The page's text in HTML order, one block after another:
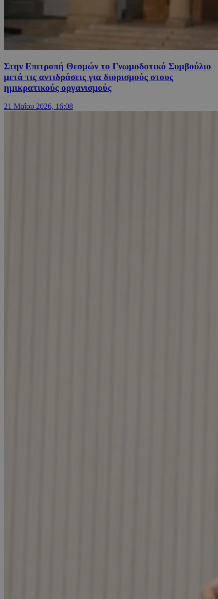
Στην Επιτροπή Θεσμών το Γνωμοδοτικό Συμβούλιο
μετά τις αντιδράσεις για διορισμούς στους
ημικρατικούς οργανισμούς
21 Μαΐου 2026, 16:08